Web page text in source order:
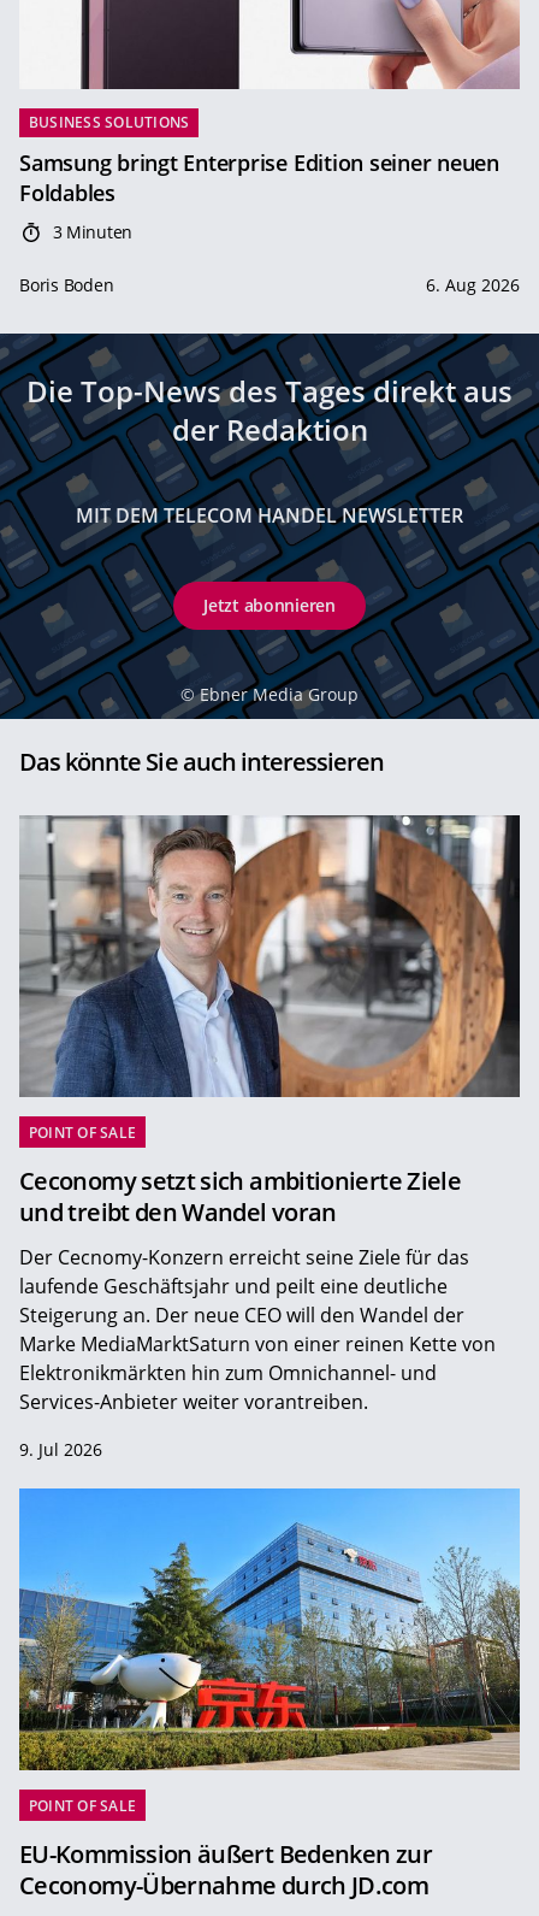
BUSINESS SOLUTIONS
Samsung bringt Enterprise Edition seiner neuen
Foldables
3 Minuten
Boris Boden 6. Aug 2026
Die Top-News des Tages direkt aus
der Redaktion
MIT DEM TELECOM HANDEL NEWSLETTER
Jetzt abonnieren
© Ebner Media Group
Das könnte Sie auch interessieren
POINT OF SALE
Ceconomy setzt sich ambitionierte Ziele
und treibt den Wandel voran
Der Cecnomy-Konzern erreicht seine Ziele für das
laufende Geschäftsjahr und peilt eine deutliche
Steigerung an. Der neue CEO will den Wandel der
Marke MediaMarktSaturn von einer reinen Kette von
Elektronikmärkten hin zum Omnichannel- und
Services-Anbieter weiter vorantreiben.
9. Jul 2026
POINT OF SALE
EU-Kommission äußert Bedenken zur
Ceconomy-Übernahme durch JD.com